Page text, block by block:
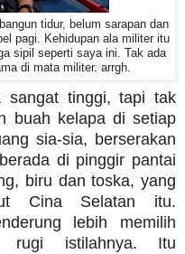
tidur, belum sarapan dan
pagi. Kehidupan ala militer itu
sipil seperti saya ini. Tak ada
di mata militer. arrgh.
sangat tinggi, tapi tak
buah kelapa di setiap
sia-sia, berserakan
di pinggir pantai
biru dan toska, yang
Cina Selatan itu.
lebih memilih
rugi istilahnya. Itu